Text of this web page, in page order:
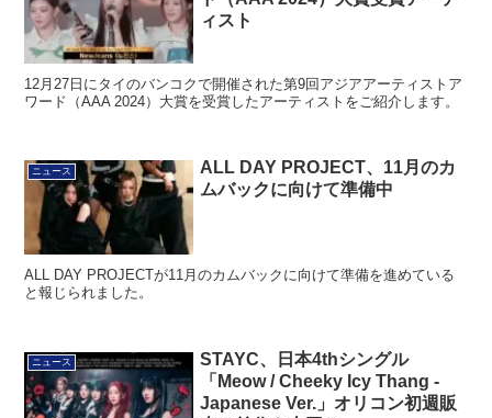
ド（AAA 2024）大賞受賞アーテ
ィスト
12月27日にタイのバンコクで開催された第9回アジアアーティストア
ワード（AAA 2024）大賞を受賞したアーティストをご紹介します。
ニュース
ALL DAY PROJECT、11月のカ
ムバックに向けて準備中
ALL DAY PROJECTが11月のカムバックに向けて準備を進めている
と報じられました。
ニュース
STAYC、日本4thシングル
「Meow / Cheeky Icy Thang -
Japanese Ver.」オリコン初週販